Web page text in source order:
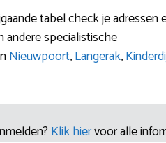
tabel check je adressen
andere specialistische
Nieuwpoort,Langerak,
Klik hiervoor alle